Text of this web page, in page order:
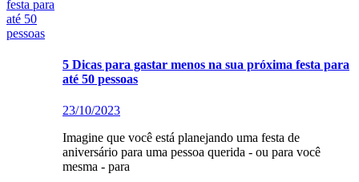
5 Dicas para gastar menos na sua próxima festa para
até 50 pessoas
23/10/2023
Imagine que você está planejando uma festa de
aniversário para uma pessoa querida - ou para você
mesma - para